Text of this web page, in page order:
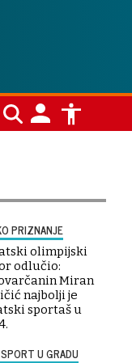
PRIZNANJE
olimpijski
odlučio:
Miran
najbolji je
sportaš u
U GRADU